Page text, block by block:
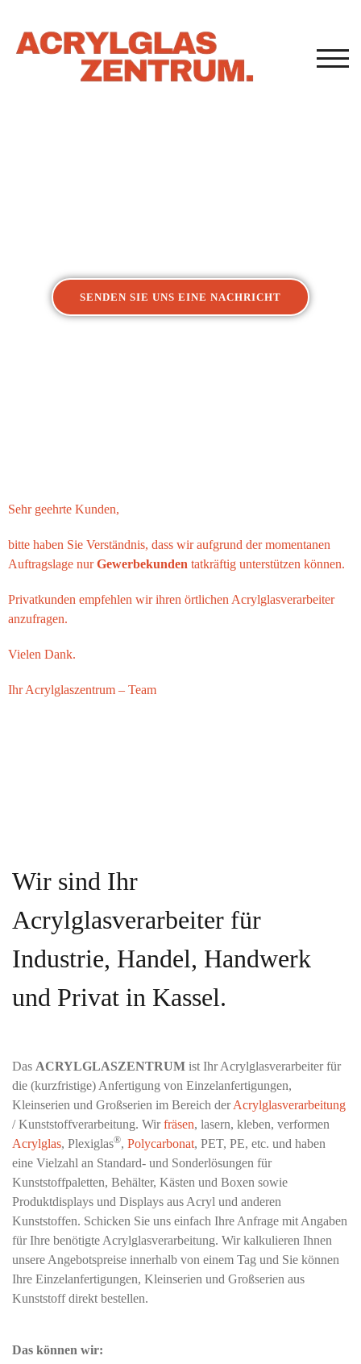
SENDEN SIE UNS EINE NACHRICHT
Sehr geehrte Kunden,
bitte haben Sie Verständnis, dass wir aufgrund der momentanen
Auftragslage nurGewerbekunden tatkräftig unterstützen können.
Privatkunden empfehlen wir ihren örtlichen Acrylglasverarbeiter
anzufragen.
Vielen Dank.
IhrAcrylglaszentrum – Team
Wir sind Ihr
Acrylglasverarbeiter für
Industrie, Handel, Handwerk
und Privat in Kassel.
Das ACRYLGLASZENTRUM ist Ihr Acrylglasverarbeiter für
die (kurzfristige) Anfertigung von Einzelanfertigungen,
Kleinserien und Großserien im Bereich derAcrylglasverarbeitung
/ Kunststoffverarbeitung. Wirfräsen, lasern, kleben, verformen
Acrylglas, Plexiglas®, Polycarbonat, PET, PE, etc. und haben
eine Vielzahl an Standard- und Sonderlösungen für
Kunststoffpaletten, Behälter, Kästen und Boxen sowie
Produktdisplays und Displays aus Acryl und anderen
Kunststoffen. Schicken Sie uns einfach Ihre Anfrage mit Angaben
für Ihre benötigte Acrylglasverarbeitung. Wir kalkulieren Ihnen
unsere Angebotspreise innerhalb von einem Tag und Sie können
Ihre Einzelanfertigungen, Kleinserien und Großserien aus
Kunststoff direkt bestellen.
Das können wir: